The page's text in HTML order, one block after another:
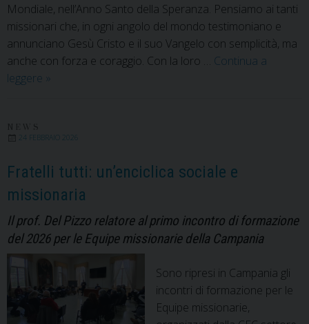
Mondiale, nell’Anno Santo della Speranza. Pensiamo ai tanti
missionari che, in ogni angolo del mondo testimoniano e
annunciano Gesù Cristo e il suo Vangelo con semplicità, ma
anche con forza e coraggio. Con la loro … Continua a
leggere Gente
ricordo
dei
Missionari
Martiri
2026
»
24 FEBBRAIO 2026
Fratelli tutti: un’enciclica sociale e
missionaria
Il prof. Del Pizzo relatore al primo incontro di formazione
del 2026 per le Equipe missionarie della Campania
Sono ripresi in Campania gli
incontri di formazione per le
Equipe missionarie,